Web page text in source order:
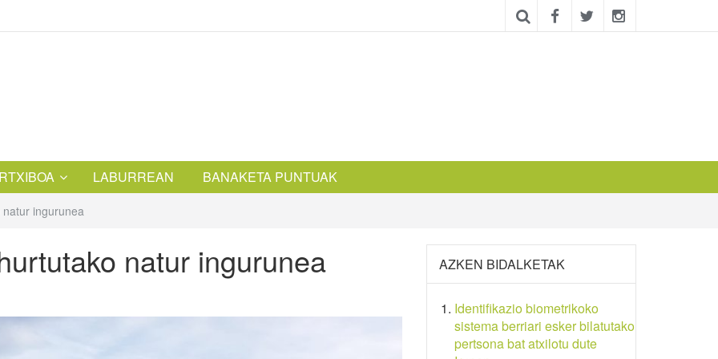
LABURREAN BANAKETA PUNTUAK
ingurunea
natur ingurunea AZKEN BIDALKETAK
Identifikazio biometrikoko
sistema berriari esker bilatutako
pertsona bat atxilotu dute